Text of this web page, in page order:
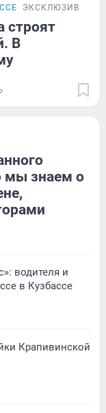
ЭКСКЛЮЗИВ
строят
В
мы знаем о
водителя и
в Кузбассе
Крапивинской